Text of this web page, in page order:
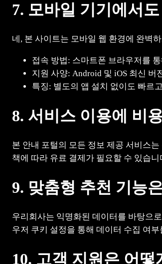
7. 모바일 기기에서
네, 본 사이트는 모바일 웹 환경에 완벽
접속 방법: 스마트폰 브라우저를
지원 사양: Android 및 iOS 최신
특징: 별도의 앱 설치 없이도 빠르
8. 서비스 이용에 비
본 안내 포털의 모든 정보 제공 서비스
책에 따라 유료 결제가 필요할 수 있습니
9. 맞춤형 추천 기능
우리회사는 익명화된 데이터를 바탕으
우저 쿠키 설정을 통해 데이터 수집 여
10. 고객 지원은 어